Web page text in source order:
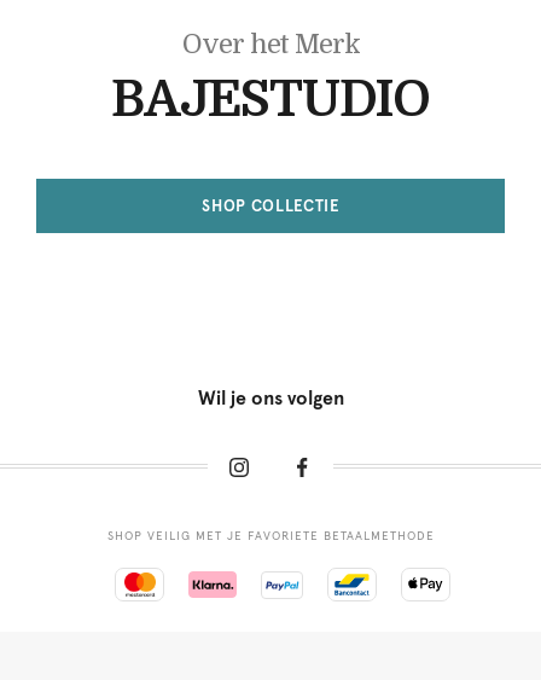
Over het Merk
BAJESTUDIO
SHOP COLLECTIE
Wil je ons volgen
SHOP VEILIG MET JE FAVORIETE BETAALMETHODE